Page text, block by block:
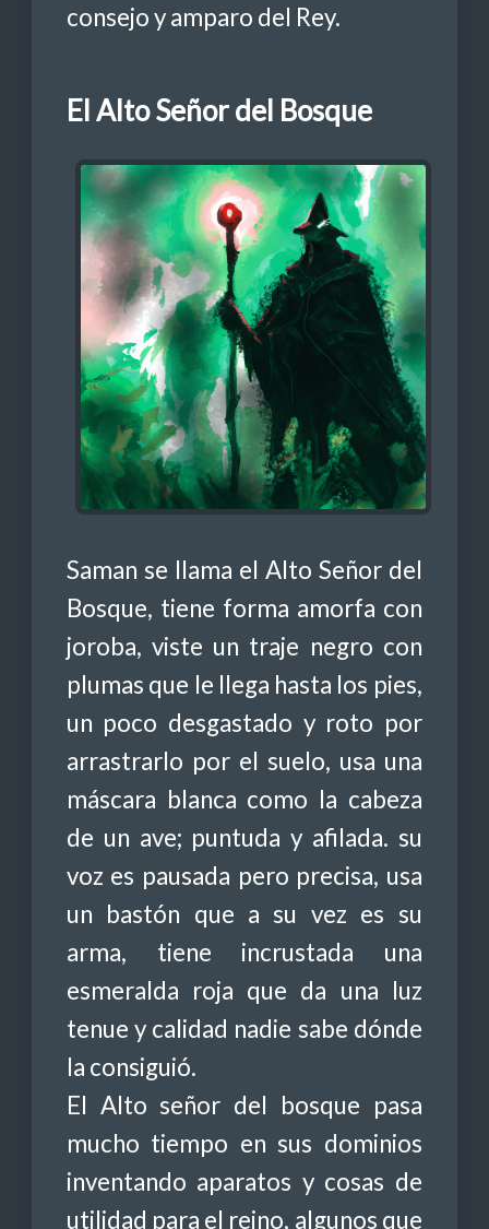
consejo y amparo del Rey.
El Alto Señor del Bosque
Saman se llama el Alto Señor del
Bosque, tiene forma amorfa con
joroba, viste un traje negro con
plumas que le llega hasta los pies,
un poco desgastado y roto por
arrastrarlo por el suelo, usa una
máscara blanca como la cabeza
de un ave; puntuda y afilada. su
voz es pausada pero precisa, usa
un bastón que a su vez es su
arma, tiene incrustada una
esmeralda roja que da una luz
tenue y calidad nadie sabe dónde
la consiguió.
El Alto señor del bosque pasa
mucho tiempo en sus dominios
inventando aparatos y cosas de
utilidad para el reino, algunos que